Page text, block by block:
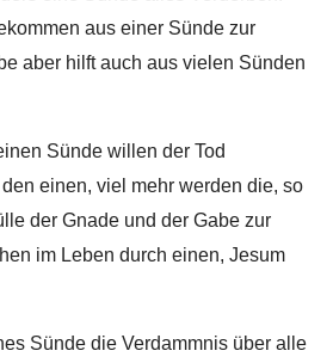
aus einer Sünde zur
aber hilft auch aus vielen Sünden
Sünde willen der Tod
einen, viel mehr werden die, so
der Gnade und der Gabe zur
im Leben durch einen, Jesum
Sünde die Verdammnis über alle